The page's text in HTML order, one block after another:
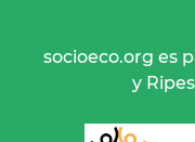
socioeco.org es
y